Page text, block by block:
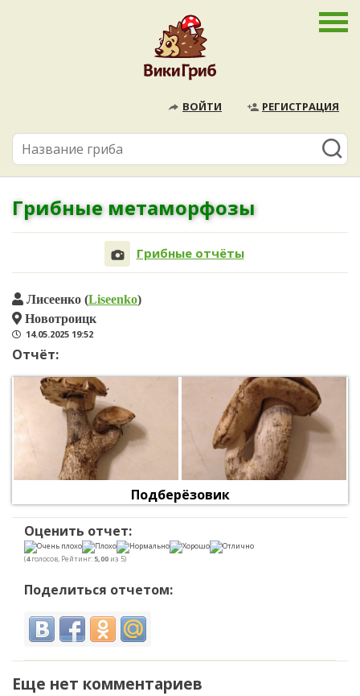
ВОЙТИ РЕГИСТРАЦИЯ
Грибные метаморфозы
Грибные отчёты
Лисеенко (Liseenko)
Новотроицк
14.05.2025 19:52
Отчёт:
Подберёзовик
Оценить отчет:
(4голосов, Рейтинг: 5,00 из 5)
Поделиться отчетом:
Еще нет комментариев